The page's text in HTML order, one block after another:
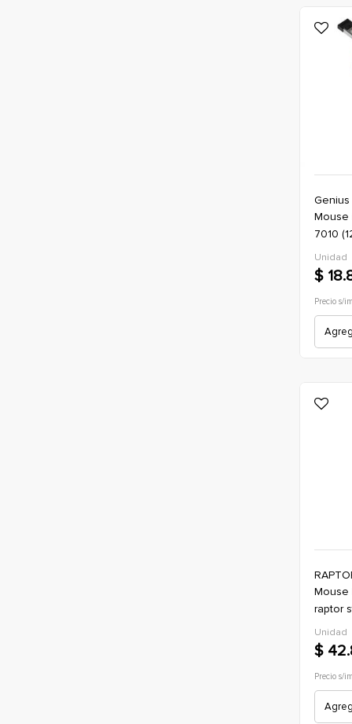
Genius
mouse inalambrico (usb-n) genius nx-
7010
(oficina)
Unidad
$
Precio s/
mouse bluetooth/inalambrico(a/n)
raptor
Unidad
$
Precio s/